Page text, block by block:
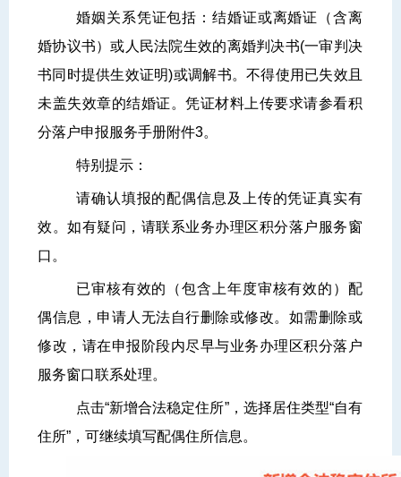
婚姻关系凭证包括 ：结婚证或离婚证（含离
婚协议书）或人民法院生效的离婚判决书(一审判决
书同时提供生效证明)或调解书。不得使用已失效且
未盖失效章的结婚证。凭证材料上传要求请参看积
分落户申报服务手册附件3。
特别提示：
请确认填报的配偶信息及上传的凭证真实有
效。如有疑问，请联系业务办理区积分落户服务窗
口。
已审核有效的（包含上年度审核有效的）配
偶信息，申请人无法自行删除或修改。如需删除或
修改，请在申报阶段内尽早与业务办理区积分落户
服务窗口联系处理。
点击“新增合法稳定住所”，选择居住类型“自有
住所”，可继续填写配偶住所信息。